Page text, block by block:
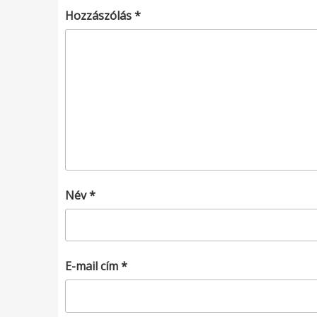
Hozzászólás*
Név*
E-mail cím*